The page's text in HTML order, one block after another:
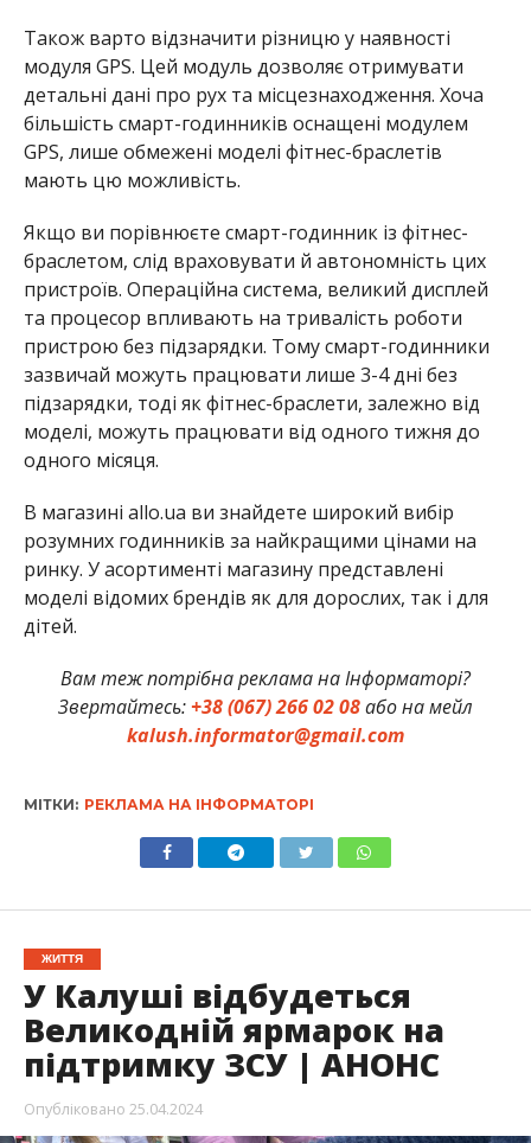
Також варто відзначити різницю у наявності
модуля GPS. Цей модуль дозволяє отримувати
детальні дані про рух та місцезнаходження. Хоча
більшість смарт-годинників оснащені модулем
GPS, лише обмежені моделі фітнес-браслетів
мають цю можливість.
Якщо ви порівнюєте смарт-годинник із фітнес-
браслетом, слід враховувати й автономність цих
пристроїв. Операційна система, великий дисплей
та процесор впливають на тривалість роботи
пристрою без підзарядки. Тому смарт-годинники
зазвичай можуть працювати лише 3-4 дні без
підзарядки, тоді як фітнес-браслети, залежно від
моделі, можуть працювати від одного тижня до
одного місяця.
В магазині allo.ua ви знайдете широкий вибір
розумних годинників за найкращими цінами на
ринку. У асортименті магазину представлені
моделі відомих брендів як для дорослих, так і для
дітей.
Вам теж потрібна реклама на Інформаторі?
Звертайтесь:+38 (067) 266 02 08або на мейл
kalush.informator@gmail.com
МІТКИ: РЕКЛАМА НА ІНФОРМАТОРІ
ЖИТТЯ
У Калуші відбудеться
Великодній ярмарок на
підтримку ЗСУ | АНОНС
Опубліковано 25.04.2024